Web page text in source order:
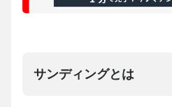
サンディングとは